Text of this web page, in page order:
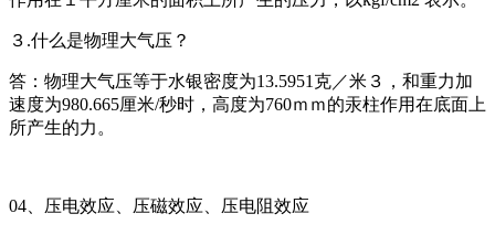
３.什么是物理大气压？
答：物理大气压等于水银密度为13.5951克／米３，和重力加
速度为980.665厘米/秒时，高度为760ｍｍ的汞柱作用在底面上
所产生的力。
04、压电效应、压磁效应、压电阻效应